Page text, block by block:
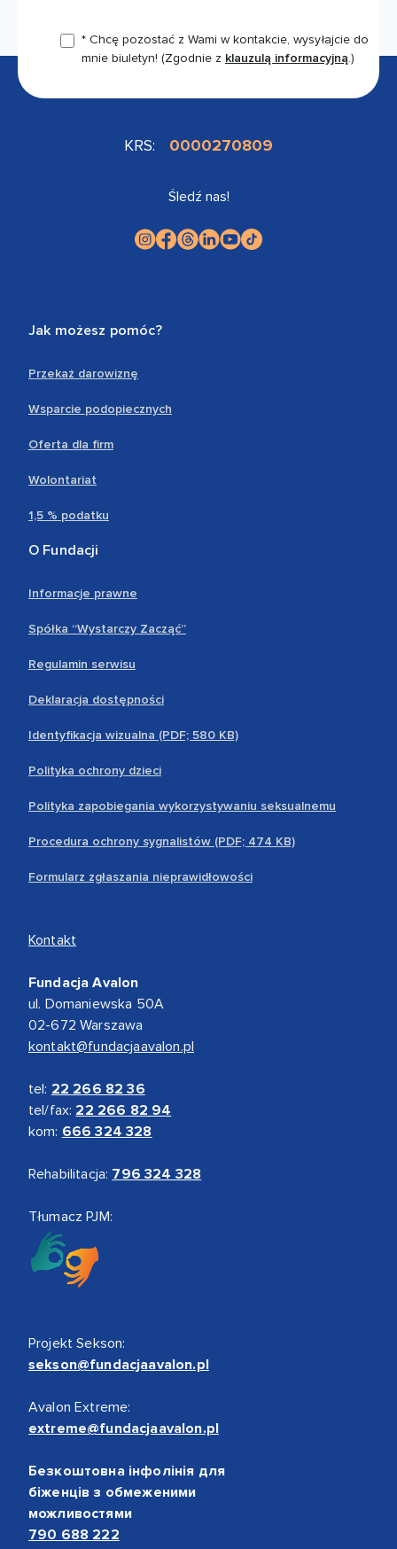
* Chcę pozostać z Wami w kontakcie, wysyłajcie do
mnie biuletyn! (Zgodnie z klauzulą informacyjną.)
KRS: 0000270809
Śledź nas!
Jak możesz pomóc?
Przekaż darowiznę
Wsparcie podopiecznych
Oferta dla firm
Wolontariat
1,5 % podatku
O Fundacji
Informacje prawne
Spółka “Wystarczy Zacząć”
Regulamin serwisu
Deklaracja dostępności
Identyfikacja wizualna (PDF; 580 KB)
Polityka ochrony dzieci
Polityka zapobiegania wykorzystywaniu seksualnemu
Procedura ochrony sygnalistów (PDF; 474 KB)
Formularz zgłaszania nieprawidłowości
Kontakt
Fundacja Avalon
ul. Domaniewska 50A
02-672 Warszawa
kontakt@fundacjaavalon.pl
tel: 22 266 82 36
tel/fax: 22 266 82 94
kom: 666 324 328
Rehabilitacja: 796 324 328
Tłumacz PJM:
Projekt Sekson:
sekson@fundacjaavalon.pl
Avalon Extreme:
extreme@fundacjaavalon.pl
Безкоштовна інфолінія для
біженців з обмеженими
можливостями
790 688 222